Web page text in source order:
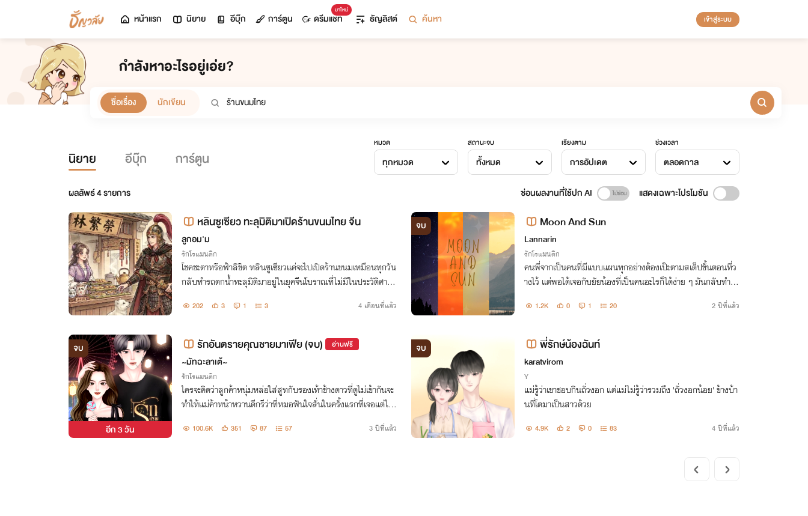
หน้าแรก นิยาย อีบุ๊ก การ์ตูน
มาใหม่
ดรีมแชท ธัญลิสต์ ค้นหา เข้าสู่ระบบ
กำลังหาอะไรอยู่เอ่ย?
ชื่อเรื่อง นักเขียน
นิยาย อีบุ๊ก การ์ตูน
หมวด
ทุกหมวด
สถานะจบ
ทั้งหมด
เรียงตาม
การอัปเดต
ช่วงเวลา
ตลอดกาล
ผลลัพธ์4รายการ ซ่อนผลงานที่ใช้ปก AI แสดงเฉพาะโปรโมชัน
หลินซูเซียว ทะลุมิติมาเปิดร้านขนมไทย จีน
ลูกอม'ม
รักโรแมนติก
โชคชะตาหรือฟ้าลิขิต หลินซูเซียวแค่จะไปเปิดร้านขนมเหมือนทุกวัน
กลับทำรถตกน้ำทะลุมิติมาอยู่ในยุคจีนโบราณที่ไม่มีในประวัติศาสต
202 3 1 3 4 เดือนที่แล้ว
จบ Moon And Sun
Lannarin
รักโรแมนติก
คนพี่จากเป็นคนที่มีแบบแผนทุกอย่างต้องเป๊ะตามสเต็ปขั้นตอนที่ว
างไว้ แต่พอได้เจอกับยัยน้องที่เป็นคนอะไรก็ได้ง่าย ๆ มันกลับทำให้
1.2K 0 1 20 2 ปีที่แล้ว
จบ
อีก3 วัน
รักอันตรายคุณชายมาเฟีย (จบ) อ่านฟรี
~มัทฉะลาเต้~
รักโรแมนติก
ใครจะคิดว่าลูกค้าหนุ่มหล่อใส่สูทกับรองเท้าช้างดาวที่ดูไม่เข้ากันจะ
ทำให้แม่ค้าหน้าหวานดีกรีว่าที่หมอฟันใจสั่นในครั้งแรกที่เจอ แต่ใคร
นุ่มเช่นกัน
100.6K 351 87 57 3 ปีที่แล้ว
จบ พี่รักษ์น้องฉันท์
karatvirom
Y
แม่รู้ว่าเขาชอบกินถั่วงอก แต่แม่ไม่รู้ว่ารวมถึง 'ถั่วงอกน้อย' ข้างบ้า
นที่โตมาเป็นสาวด้วย
4.9K 2 0 83 4 ปีที่แล้ว